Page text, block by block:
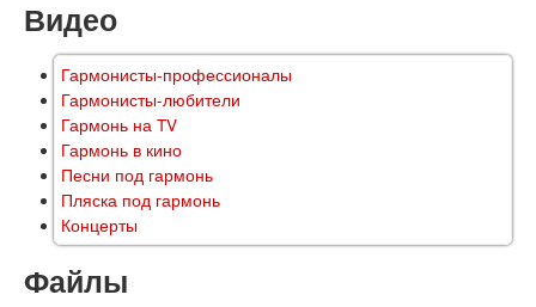
Видео
Гармонисты-профессионалы
Гармонисты-любители
Гармонь на TV
Гармонь в кино
Песни под гармонь
Пляска под гармонь
Концерты
Файлы